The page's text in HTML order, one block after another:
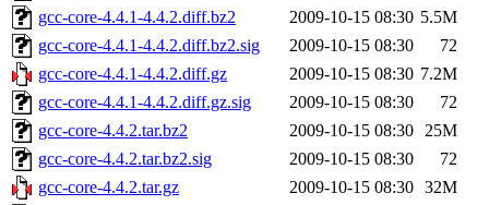
gcc-core-4.4.1-4.4.2.diff.bz2
2009-10-15 08:30 5.5M
gcc-core-4.4.1-4.4.2.diff.bz2.sig
2009-10-15 08:30
72
gcc-core-4.4.1-4.4.2.diff.gz
2009-10-15 08:30 7.2M
gcc-core-4.4.1-4.4.2.diff.gz.sig
2009-10-15 08:30
72
gcc-core-4.4.2.tar.bz2
2009-10-15 08:30 25M
gcc-core-4.4.2.tar.bz2.sig
2009-10-15 08:30
72
gcc-core-4.4.2.tar.gz
2009-10-15 08:30 32M